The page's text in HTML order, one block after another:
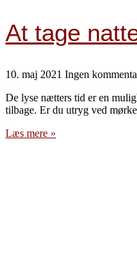
At tage
10. maj 2021 Ingen
De lyse nætters tid er en
tilbage. Er du utryg ved
Læs mere »